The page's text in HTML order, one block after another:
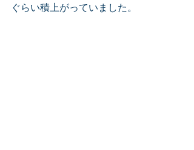
ぐらい積上がっていました。